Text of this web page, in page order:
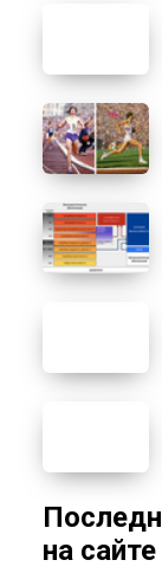
Последние Комментарии
на сайте